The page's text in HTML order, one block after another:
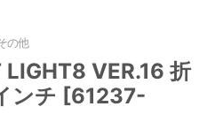
の他
VER.16 折
ンチ [61237-